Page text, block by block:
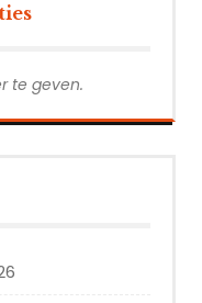
te geven.